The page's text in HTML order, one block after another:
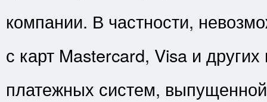
компании. В частности,
с карт Mastercard, Visa и
платежных систем,